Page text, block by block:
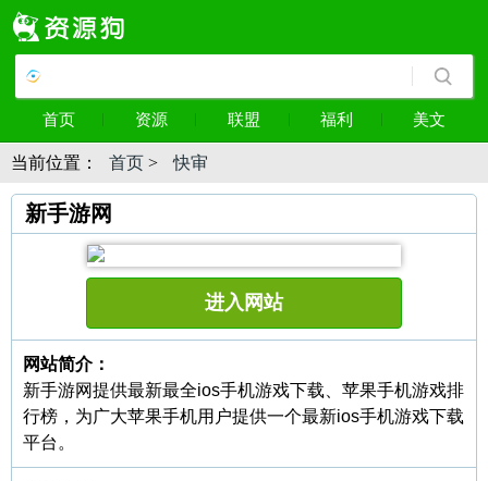
首页 资源 联盟 福利 美文
当前位置： 首页 > 快审
新手游网
进入网站
网站简介：
新手游网提供最新最全ios手机游戏下载、苹果手机游戏排
行榜，为广大苹果手机用户提供一个最新ios手机游戏下载
平台。